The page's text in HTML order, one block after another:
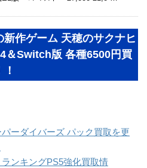
新作ゲーム 天穂のサクナヒ
＆Switch版 各種6500円買
ーダイバーズ パック買取を更
ンキングPS5強化買取情